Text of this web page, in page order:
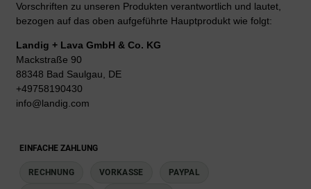
Vorschriften zu unseren Produkten verantwortlich und lautet,
bezogen auf das oben aufgeführte Hauptprodukt wie folgt:
Landig + Lava GmbH & Co. KG
Mackstraße 90
88348 Bad Saulgau, DE
+49758190430
info@landig.com
EINFACHE ZAHLUNG
RECHNUNG VORKASSE PAYPAL